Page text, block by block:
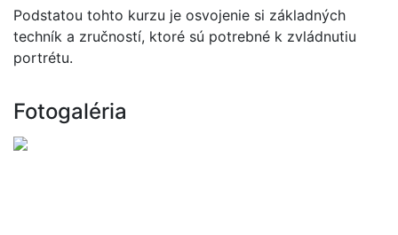
Podstatou tohto kurzu je osvojenie si základných
techník a zručností, ktoré sú potrebné k zvládnutiu
portrétu.
Fotogaléria